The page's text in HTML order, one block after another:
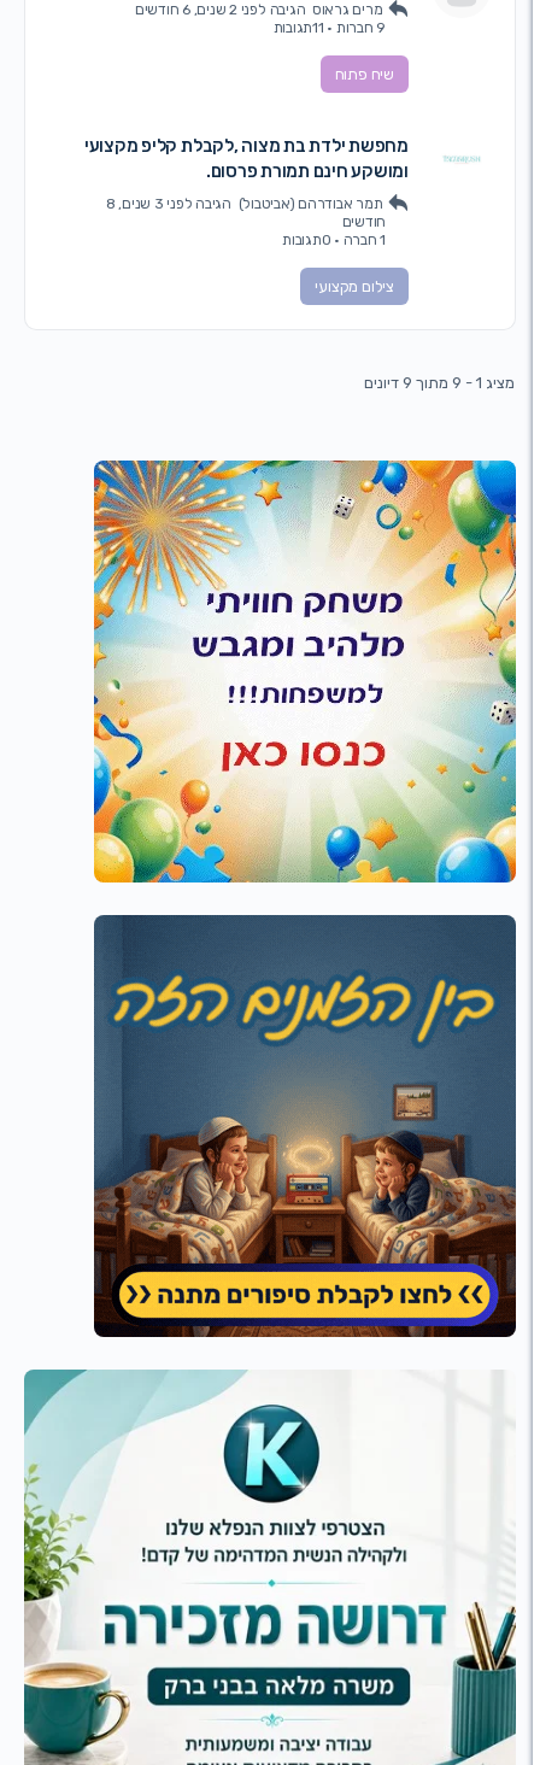
מרים גראוס הגיבהלפני 2 שנים, 6 חודשים
11תגובות
מחפשת ילדת בת מצוה ,לקבלת קליפ מקצועי
ומושקע חינם תמורת פרסום.
תמר אבודרהם (אביטבול) הגיבה
לפני 3 שנים, 8
צילום מקצועי